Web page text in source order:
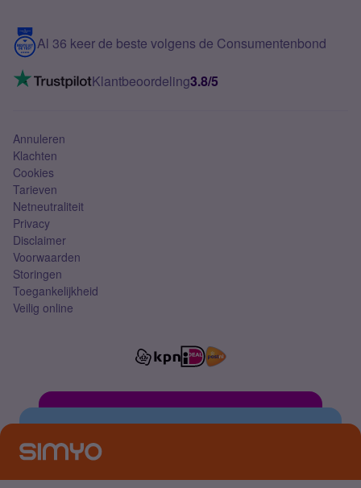
5G internet
Mobiel internet
Mobiel abonnement
Contact
VoLTE 4G bellen
Al 36 keer de beste volgens de Consumentenbond
Klantbeoordeling3.8/5
Annuleren
Klachten
Cookies
Tarieven
Netneutraliteit
Privacy
Disclaimer
Voorwaarden
Storingen
Toegankelijkheid
Veilig online